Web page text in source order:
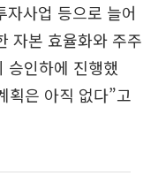
사업 등으로 늘어
자본 효율화와 주주
승인하에 진행했
획은 아직 없다”고